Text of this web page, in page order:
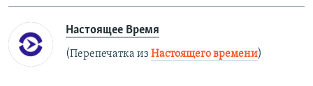
Настоящее Время
(Перепечатка из Настоящего времени)